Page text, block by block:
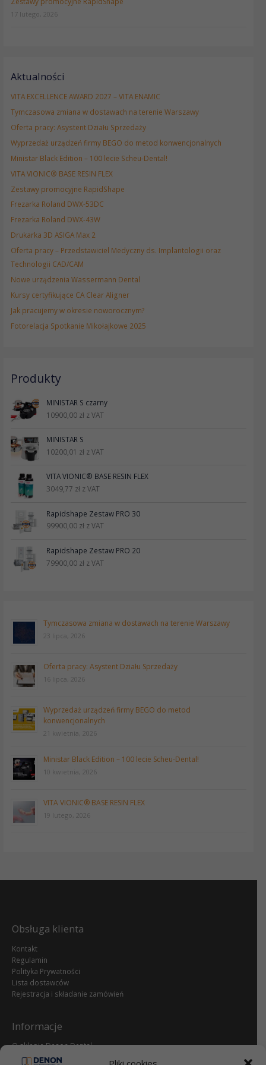
17 lutego, 2026
Aktualności
VITA EXCELLENCE AWARD 2027 – VITA ENAMIC
Tymczasowa zmiana w dostawach na terenie Warszawy
Oferta pracy: Asystent Działu Sprzedaży
Wyprzedaż urządzeń firmy BEGO do metod konwencjonalnych
Ministar Black Edition – 100 lecie Scheu-Dental!
VITA VIONIC® BASE RESIN FLEX
Zestawy promocyjne RapidShape
Frezarka Roland DWX-53DC
Frezarka Roland DWX-43W
Drukarka 3D ASIGA Max 2
Oferta pracy – Przedstawiciel Medyczny ds. Implantologii oraz
Technologii CAD/CAM
Nowe urządzenia Wassermann Dental
Kursy certyfikujące CA Clear Aligner
Jak pracujemy w okresie noworocznym?
Fotorelacja Spotkanie Mikołajkowe 2025
Produkty
MINISTAR S czarny
10900,00 złz VAT
MINISTAR S
10200,01 złz VAT
VITA VIONIC® BASE RESIN FLEX
3049,77 złz VAT
Rapidshape Zestaw PRO 30
99900,00 złz VAT
Rapidshape Zestaw PRO 20
79900,00 złz VAT
Tymczasowa zmiana w dostawach na terenie Warszawy
23 lipca, 2026
Oferta pracy: Asystent Działu Sprzedaży
16 lipca, 2026
Wyprzedaż urządzeń firmy BEGO do metod
konwencjonalnych
21 kwietnia, 2026
Ministar Black Edition – 100 lecie Scheu-Dental!
10 kwietnia, 2026
VITA VIONIC® BASE RESIN FLEX
19 lutego, 2026
Obsługa klienta
Kontakt
Regulamin
Polityka Prywatności
Lista dostawców
Rejestracja i składanie zamówień
Informacje
O sklepie Denon Dental
Reklamacje i zwroty